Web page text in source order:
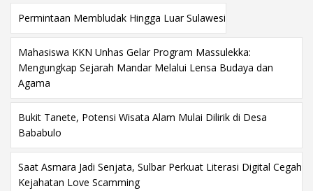
Permintaan Membludak Hingga Luar Sulawesi
Mahasiswa KKN Unhas Gelar Program Massulekka:
Mengungkap Sejarah Mandar Melalui Lensa Budaya dan
Agama
Bukit Tanete, Potensi Wisata Alam Mulai Dilirik di Desa
Bababulo
Saat Asmara Jadi Senjata, Sulbar Perkuat Literasi Digital Cegah
Kejahatan Love Scamming